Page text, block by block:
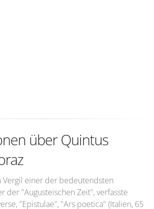
über Quintus
Vergil einer der bedeutendsten
der "Augusteischen Zeit", verfasste
"Epistulae", "Ars poetica" (Italien, 65